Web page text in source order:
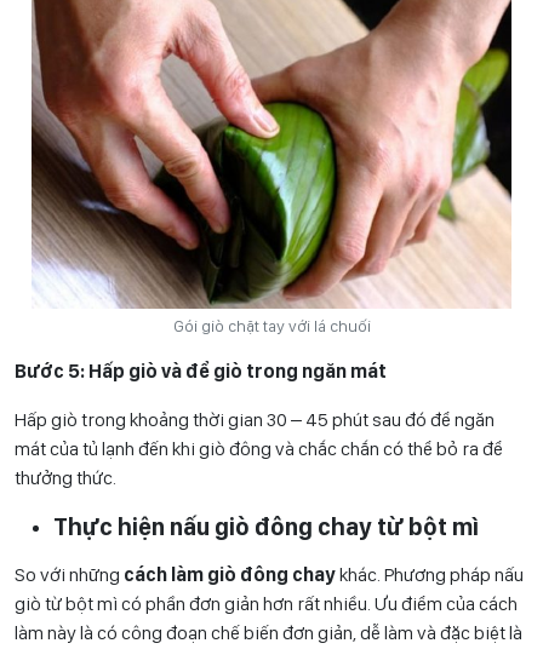
Gói giò chặt tay với lá chuối
Bước 5: Hấp giò và để giò trong ngăn mát
Hấp giò trong khoảng thời gian 30 – 45 phút sau đó để ngăn
mát của tủ lạnh đến khi giò đông và chắc chắn có thể bỏ ra để
thưởng thức.
Thực hiện nấu giò đông chay từ bột mì
So với những cách làm giò đông chaykhác. Phương pháp nấu
giò từ bột mì có phần đơn giản hơn rất nhiều. Ưu điểm của cách
làm này là có công đoạn chế biến đơn giản, dễ làm và đặc biệt là